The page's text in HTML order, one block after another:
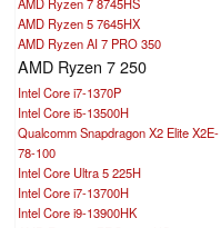
AMD Ryzen 7 8745HS
AMD Ryzen 5 7645HX
AMD Ryzen AI 7 PRO 350
AMD Ryzen 7 250
Intel Core i7-1370P
Intel Core i5-13500H
Qualcomm Snapdragon X2 Elite X2E-
78-100
Intel Core Ultra 5 225H
Intel Core i7-13700H
Intel Core i9-13900HK